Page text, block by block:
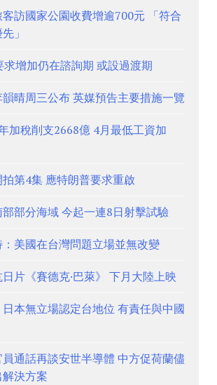
訪國家公園收費增逾700元 「符合
」
求增加仍在諮詢期 或設過渡期
韻晴周三公布 英媒預告主要措施一覽
加稅削支2668億 4月最低工資加
第4集 應特朗普要求重啟
部分海域 今起一連8日射擊試驗
：美國在台灣問題立場並無改變
片《賽德克·巴萊》 下月大陸上映
本無立場認定台地位 有責任與中國
員通話再談安世半導體 中方促荷蘭儘
決方案